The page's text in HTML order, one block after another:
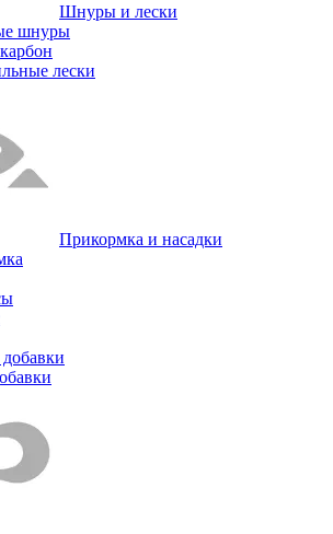
Шнуры и лески
шнуры
лески
Прикормка и насадки